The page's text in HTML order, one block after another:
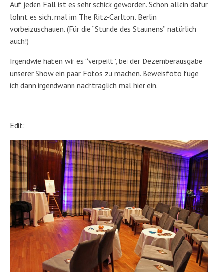
Auf jeden Fall ist es sehr schick geworden. Schon allein dafür
lohnt es sich, mal im The Ritz-Carlton, Berlin
vorbeizuschauen. (Für die “Stunde des Staunens” natürlich
auch!)
Irgendwie haben wir es “verpeilt”, bei der Dezemberausgabe
unserer Show ein paar Fotos zu machen. Beweisfoto füge
ich dann irgendwann nachträglich mal hier ein.
Edit: